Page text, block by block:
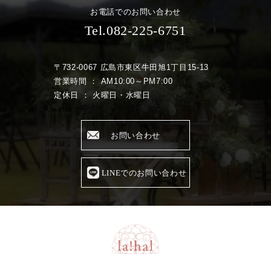
お電話でのお問い合わせ
Tel.082-225-6751
〒732-0067 広島市東区牛田旭1丁目15-13
営業時間 ： AM10:00～PM7:00
定休日 ： 火曜日・水曜日
お問い合わせ
LINEでのお問い合わせ